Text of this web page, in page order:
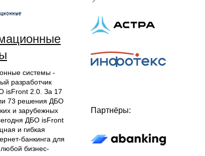
системы -
разработчик
isFront 2.0. За 17
73 решения ДБО
и зарубежных
ДБО isFront
и гибкая
банкинга для
бизнес-
Партнёры: